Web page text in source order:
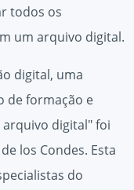
todos os
um arquivo digital.
digital, uma
de formação e
digital" foi
los Condes. Esta
do